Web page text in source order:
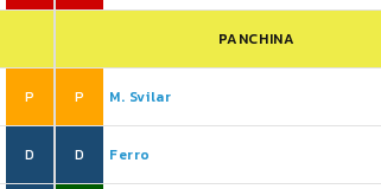
P
D
PANCHINA
P M. Svilar
D Ferro